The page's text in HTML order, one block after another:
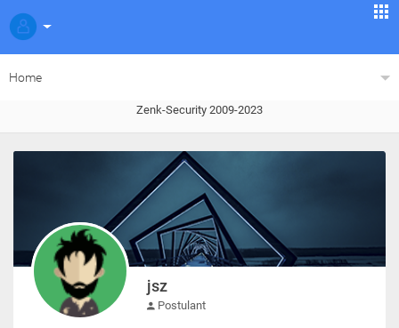
Home
Zenk-Security 2009-2023
jsz
Postulant